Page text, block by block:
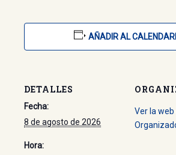
AÑADIR AL
DETALLES
Fecha:
8 de agosto de 2026
Hora:
Ver la web